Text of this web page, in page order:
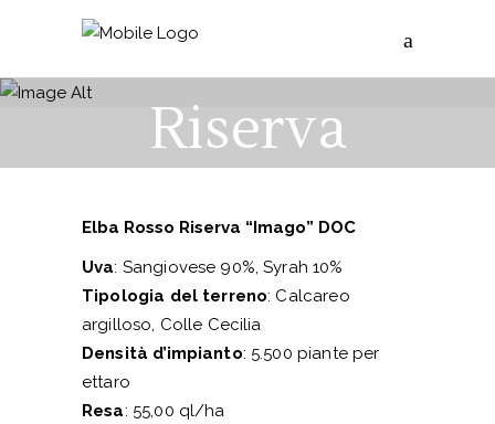
Elba Rosso
Riserva
Elba Rosso Riserva “Imago” DOC
Uva: Sangiovese 90%, Syrah 10%
Tipologia del terreno: Calcareo
argilloso, Colle Cecilia
Densità d’impianto: 5.500 piante per
ettaro
Resa: 55,00 ql/ha